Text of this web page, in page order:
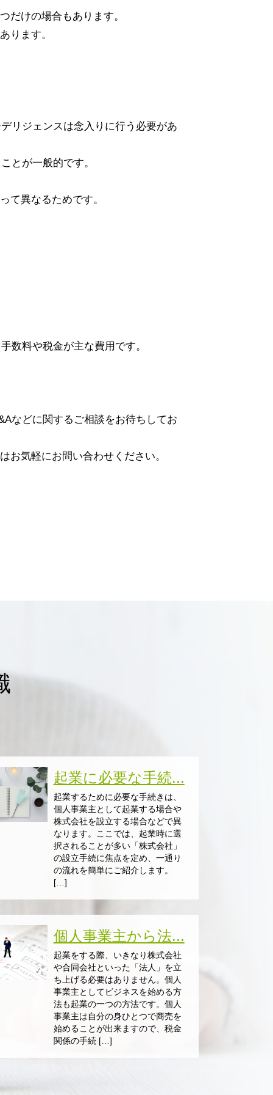
だけの場合もあります。
ります。
リジェンスは念入りに行う必要があ
とが一般的です。
て異なるためです。
数料や税金が主な費用です。
などに関するご相談をお待ちしてお
お気軽にお問い合わせください。
起業に必要な手続...
起業するために必要な手続きは、
個人事業主として起業する場合や
株式会社を設立する場合などで異
なります。ここでは、起業時に選
択されることが多い「株式会社」
の設立手続に焦点を定め、一通り
の流れを簡単にご紹介します。
[…]
個人事業主から法...
起業をする際、いきなり株式会社
や合同会社といった「法人」を立
ち上げる必要はありません。個人
事業主としてビジネスを始める方
法も起業の一つの方法です。個人
事業主は自分の身ひとつで商売を
始めることが出来ますので、税金
関係の手続 […]